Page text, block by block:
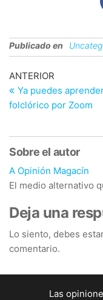
Publicado en
Navegación
de
Entrada
anterior
ANTERIOR
Ya puedes
folclórico por Zoom
Sobre el autor
A Opinión Magacín
El medio alternativo
Deja una
Lo siento, debes
comentario.
Las